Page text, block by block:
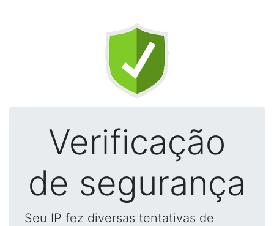
Verificação
de segurança
Seu IP fez diversas tentativas de